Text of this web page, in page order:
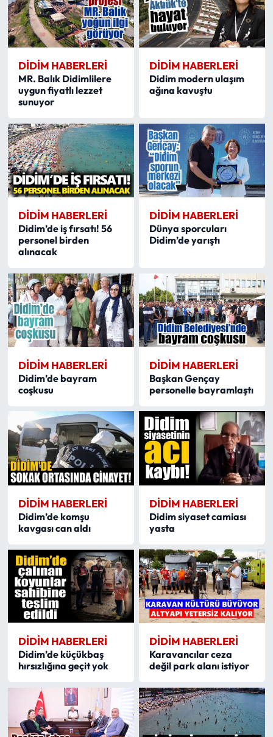
DIDIM HABERLERI
MR. Balık Didimlilere
uygun fiyatlı lezzet
sunuyor
DIDIM HABERLERI
Didim modern ulaşım
ağına kavuştu
DIDIM HABERLERI
Didim’de iş fırsatı! 56
personel birden
alınacak
DIDIM HABERLERI
Dünya sporcuları
Didim’de yarıştı
DIDIM HABERLERI
Didim’de bayram
coşkusu
DIDIM HABERLERI
Başkan Gençay
personelle bayramlaştı
DIDIM HABERLERI
Didim’de komşu
kavgası can aldı
DIDIM HABERLERI
Didim siyaset camiası
yasta
DIDIM HABERLERI
Didim’de küçükbaş
hırsızlığına geçit yok
DIDIM HABERLERI
Karavancılar ceza
değil park alanı istiyor